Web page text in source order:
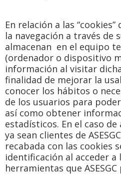
En relación a las “cookies”
la navegación a través de
almacenan en el equipo
(ordenador o dispositivo
información al visitar
finalidad de mejorar la
conocer los hábitos o
de los usuarios para
así como obtener
estadísticos. En el caso
ya sean clientes de
recabada con las cookies
identificación al acceder a
herramientas que